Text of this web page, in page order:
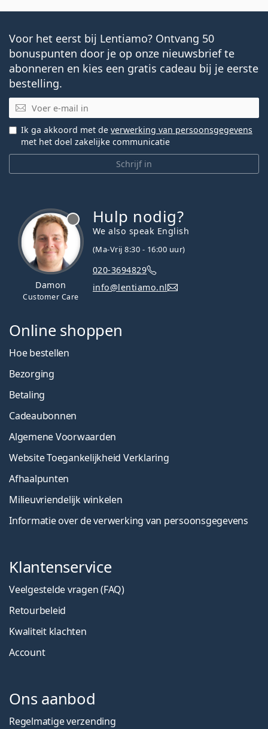
Voor het eerst bij Lentiamo? Ontvang 50
bonuspunten door je op onze nieuwsbrief te
abonneren en kies een gratis cadeau bij je eerste
bestelling.
E-mail
Schrijf in
Ik ga akkoord met de verwerking van persoonsgegevens
met het doel zakelijke communicatie
Damon
Customer Care
Hulp nodig?
We also speak English
(Ma-Vrij 8:30 - 16:00 uur)
020-3694829
info@lentiamo.nl
Online shoppen
Hoe bestellen
Bezorging
Betaling
Cadeaubonnen
Algemene Voorwaarden
Website Toegankelijkheid Verklaring
Afhaalpunten
Milieuvriendelijk winkelen
Informatie over de verwerking van persoonsgegevens
Klantenservice
Veelgestelde vragen (FAQ)
Retourbeleid
Kwaliteit klachten
Account
Ons aanbod
Regelmatige verzending